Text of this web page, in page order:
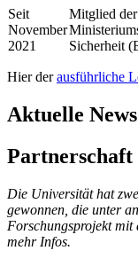
Seit
November
2021
Mitglied
Sicherheit
Hier derausführliche
Aktuelle News
Die Universität hat
gewonnen, die unter
Forschungsprojekt mit
mehr Infos.